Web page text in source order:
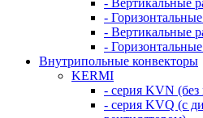
- Вертикальные
-
- Вертикальные
-
Внутрипольные конвекторы
KERMI
- серия KVN (без
- серия KVQ (с